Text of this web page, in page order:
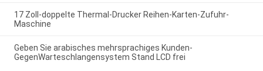
17 Zoll-doppelte Thermal-Drucker Reihen-Karten-Zufuhr-
Maschine
Geben Sie arabisches mehrsprachiges Kunden-
GegenWarteschlangensystem Stand LCD frei